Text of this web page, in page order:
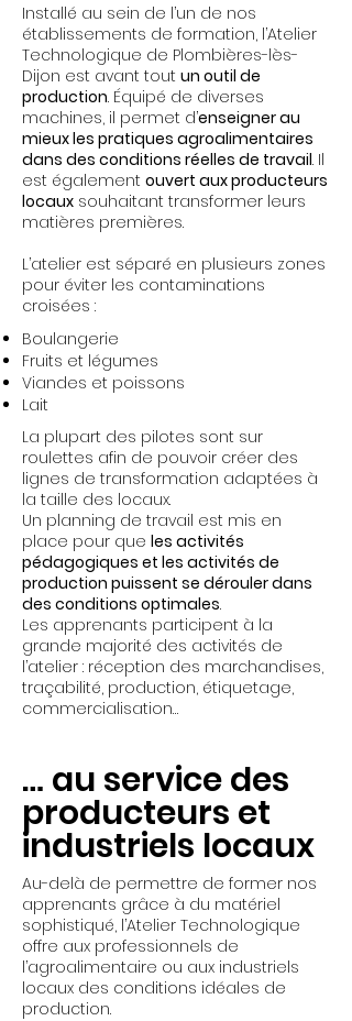
Installé au sein de l’un de nos
établissements de formation, l’Atelier
Technologique de Plombières-lès-
Dijon est avant tout un outil de
production. Équipé de diverses
machines, il permet d’enseigner au
mieux les pratiques agroalimentaires
dans des conditions réelles de travail. Il
est également ouvert aux producteurs
locaux souhaitant transformer leurs
matières premières.
L’atelier est séparé en plusieurs zones
pour éviter les contaminations
croisées :
Boulangerie
Fruits et légumes
Viandes et poissons
Lait
La plupart des pilotes sont sur
roulettes afin de pouvoir créer des
lignes de transformation adaptées à
la taille des locaux.
Un planning de travail est mis en
place pour que les activités
pédagogiques et les activités de
production puissent se dérouler dans
des conditions optimales.
Les apprenants participent à la
grande majorité des activités de
l’atelier : réception des marchandises,
traçabilité, production, étiquetage,
commercialisation…
… au service des
producteurs et
industriels locaux
Au-delà de permettre de former nos
apprenants grâce à du matériel
sophistiqué, l’Atelier Technologique
offre aux professionnels de
l’agroalimentaire ou aux industriels
locaux des conditions idéales de
production.